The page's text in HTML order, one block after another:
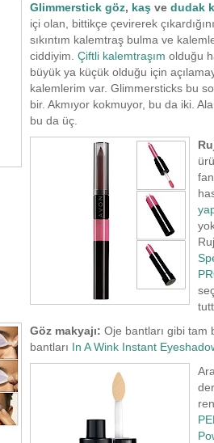
Glimmerstick göz, kaş ve dudak
içi olan, bittikçe çevirerek
sıkıntım kalemtraş bulma ve
ciddiyim. Çiftli kalemtraşım olduğu
büyük ya küçük olduğu için
kalemlerim var. Glimmersticks bu
bir. Akmıyor kokmuyor, bu da iki.
bu da üç.
Göz makyajı: Oje bantları gibi tam
bantları In A Wink Instant